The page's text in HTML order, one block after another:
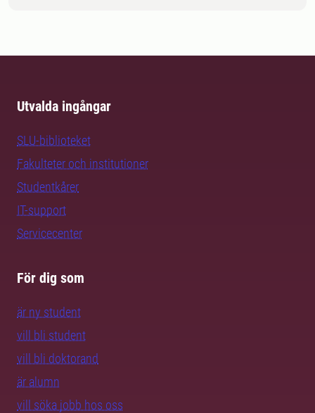
Utvalda ingångar
SLU-biblioteket
Fakulteter och institutioner
Studentkårer
IT-support
Servicecenter
För dig som
är ny student
vill bli student
vill bli doktorand
är alumn
vill söka jobb hos oss